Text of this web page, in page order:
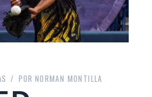
POR NORMAN MONTILLA